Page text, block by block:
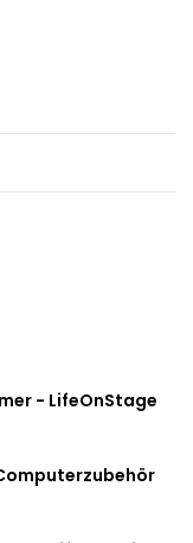
- LifeOnStage